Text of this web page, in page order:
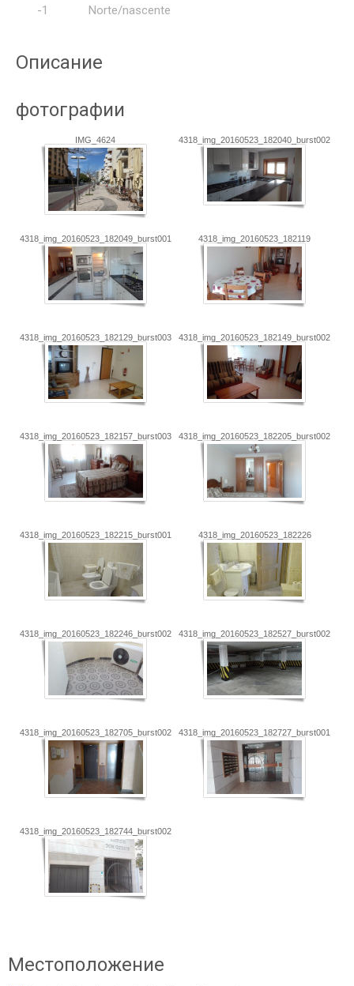
-1 Norte/nascente
Описание
фотографии
IMG_4624 4318_img_20160523_182040_burst002
4318_img_20160523_182049_burst001_cover 4318_img_20160523_182119
4318_img_20160523_182129_burst003 4318_img_20160523_182149_burst002
4318_img_20160523_182157_burst003 4318_img_20160523_182205_burst002
4318_img_20160523_182215_burst001_cover 4318_img_20160523_182226
4318_img_20160523_182246_burst002 4318_img_20160523_182527_burst002
4318_img_20160523_182705_burst002
4318_img_20160523_182744_burst002
Местоположение